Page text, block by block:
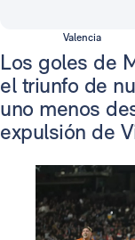
Valencia
Los goles de
el triunfo de
uno menos
expulsión de